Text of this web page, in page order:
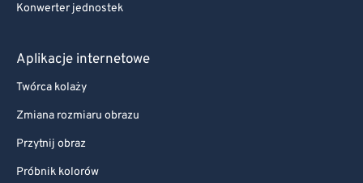
Konwerter jednostek
Aplikacje internetowe
Twórca kolaży
Zmiana rozmiaru obrazu
Przytnij obraz
Próbnik kolorów